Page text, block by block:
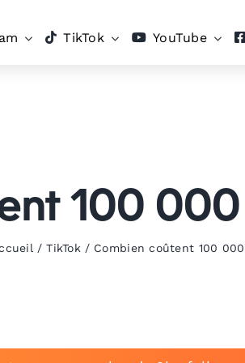
TikTok YouTube
100 000
/ TikTok / Combien coûtent 100